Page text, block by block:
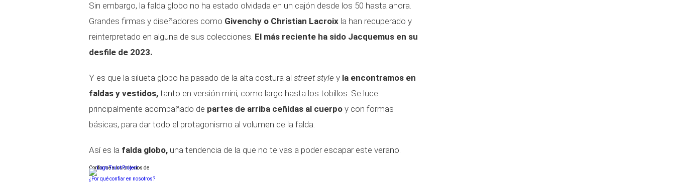
Sin embargo, la falda globo no ha estado olvidada en un cajón desde los 50 hasta ahora.
Grandes firmas y diseñadores como Givenchy o Christian Lacroix la han recuperado y
reinterpretado en alguna de sus colecciones. El más reciente ha sido Jacquemus en su
desfile de 2023.
Y es que la silueta globo ha pasado de la alta costura al street style y la encontramos en
faldas y vestidos, tanto en versión mini, como largo hasta los tobillos. Se luce
principalmente acompañado de partes de arriba ceñidas al cuerpo y con formas
básicas, para dar todo el protagonismo al volumen de la falda.
Así es la falda globo, una tendencia de la que no te vas a poder escapar este verano.
Conforme a los criterios de
¿Por qué confiar en nosotros?